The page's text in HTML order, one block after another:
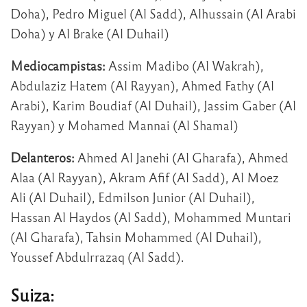
Doha), Pedro Miguel (Al Sadd), Alhussain (Al Arabi
Doha) y Al Brake (Al Duhail)
Mediocampistas: Assim Madibo (Al Wakrah),
Abdulaziz Hatem (Al Rayyan), Ahmed Fathy (Al
Arabi), Karim Boudiaf (Al Duhail), Jassim Gaber (Al
Rayyan) y Mohamed Mannai (Al Shamal)
Delanteros: Ahmed Al Janehi (Al Gharafa), Ahmed
Alaa (Al Rayyan), Akram Afif (Al Sadd), Al Moez
Ali (Al Duhail), Edmilson Junior (Al Duhail),
Hassan Al Haydos (Al Sadd), Mohammed Muntari
(Al Gharafa), Tahsin Mohammed (Al Duhail),
Youssef Abdulrrazaq (Al Sadd).
Suiza: